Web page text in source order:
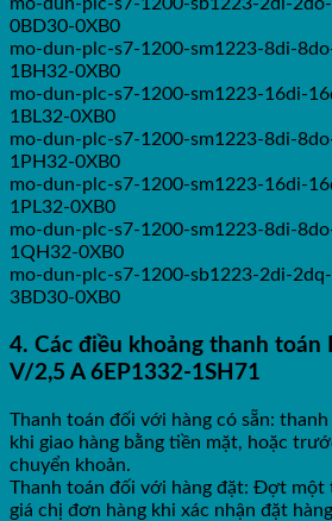
mo-dun-plc-s7-1200-sb1223-2di-
0BD30-0XB0
mo-dun-plc-s7-1200-sm1223-8di-
1BH32-0XB0
mo-dun-plc-s7-1200-sm1223-16di-
1BL32-0XB0
mo-dun-plc-s7-1200-sm1223-8di-
1PH32-0XB0
mo-dun-plc-s7-1200-sm1223-16di-
1PL32-0XB0
mo-dun-plc-s7-1200-sm1223-8di-
1QH32-0XB0
mo-dun-plc-s7-1200-sb1223-2di-
3BD30-0XB0
4. Các điều khoảng thanh toán
V/2,5 A 6EP1332-1SH71
Thanh toán đối với hàng có sẵn:
khi giao hàng bằng tiền mặt, hoặc
chuyển khoản.
Thanh toán đối với hàng đặt: Đợt một
giá chị đơn hàng khi xác nhận đặt